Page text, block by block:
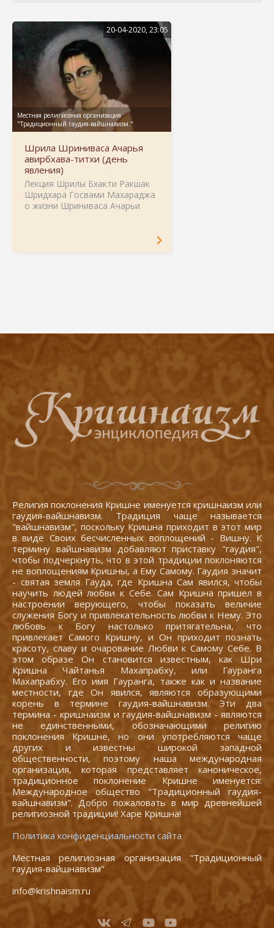
20-04-2020, 23:05
Шрила Шриниваса Ачарья
авирбхава-титхи (день
явления)
Лекция Шрилы Бхакти Ракшак
Шридхара Госвами Махараджа
о жизни Шриниваса Ачарьи
Религия поклонения Кришне именуется кришнаизм или
гаудия-вайшнавизм. Традиция чаще называется
"вайшнавизм", поскольку Кришна приходит в этот мир
в виде Своих бесчисленных воплощений - Вишну. К
термину вайшнавизм добавляют приставку "гаудия",
чтобы подчеркнуть, что в этой традиции поклоняются
не воплощениям Кришны, а Ему Самому. Гаудия значит
- святая земля Гауда, где Кришна Сам явился, чтобы
научить людей любви к Себе. Сам Кришна пришел в
настроении верующего, чтобы показать величие
служения Богу и привлекательность любви к Нему. Это
любовь к Богу настолько притягательна, что
привлекает Самого Кришну, и Он приходит познать
красоту, славу и очарование Любви к Самому Себе. В
этом образе Он становится известным, как Шри
Кришна Чайтанья Махапрабху, или Гауранга
Махапрабху. Его имя Гауранга, также как и название
местности, где Он явился, являются образующими
корень в термине гаудия-вайшнавизм. Эти два
термина - кришнаизм и гаудия-вайшнавизм - являются
не единственными, обозначающими религию
поклонения Кришне, но они употребляются чаще
других и известны широкой западной
общественности, поэтому наша международная
организация, которая представляет каноническое,
традиционное поклонение Кришне именуется:
Международное общество "Традиционный гаудия-
вайшнавизм". Добро пожаловать в мир древнейшей
религиозной традиции! Харе Кришна!
Политика конфиденциальности сайта
Местная религиозная организация "Традиционный
гаудия-вайшнавизм"
info@krishnaism.ru